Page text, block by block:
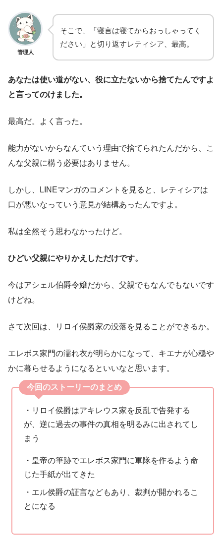
管理人
そこで、「寝言は寝てからおっしゃってく
ださい」と切り返すレティシア、最高。
あなたは使い道がない、役に立たないから捨てたんですよ
と言ってのけました。
最高だ。よく言った。
能力がないからなんていう理由で捨てられたんだから、こ
んな父親に構う必要はありません。
しかし、LINEマンガのコメントを見ると、レティシアは
口が悪いなっていう意見が結構あったんですよ。
私は全然そう思わなかったけど。
ひどい父親にやりかえしただけです。
今はアシェル伯爵令嬢だから、父親でもなんでもないです
けどね。
さて次回は、リロイ侯爵家の没落を見ることができるか。
エレボス家門の濡れ衣が明らかになって、キエナが心穏や
かに暮らせるようになるといいなと思います。
今回のストーリーのまとめ
・リロイ侯爵はアキレウス家を反乱で告発する
が、逆に過去の事件の真相を明るみに出されてし
まう
・皇帝の筆跡でエレボス家門に軍隊を作るよう命
じた手紙が出てきた
・エル侯爵の証言などもあり、裁判が開かれるこ
とになる